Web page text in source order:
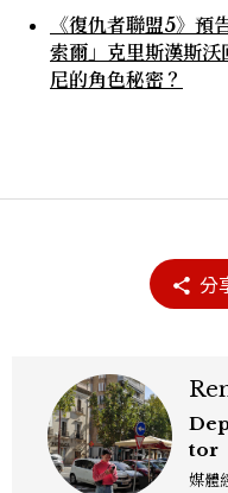
《復仇者聯盟5》預
索爾」克里斯漢斯
尼的角色秘密？
分
tor
媒體